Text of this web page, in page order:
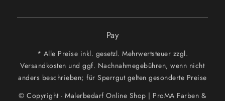
Pay
* Alle Preise inkl. gesetzl. Mehrwertsteuer zzgl.
Versandkosten und ggf. Nachnahmegebühren, wenn nicht
anders beschrieben; für Sperrgut gelten gesonderte Preise
© Copyright - Malerbedarf Online Shop | ProMA Farben &